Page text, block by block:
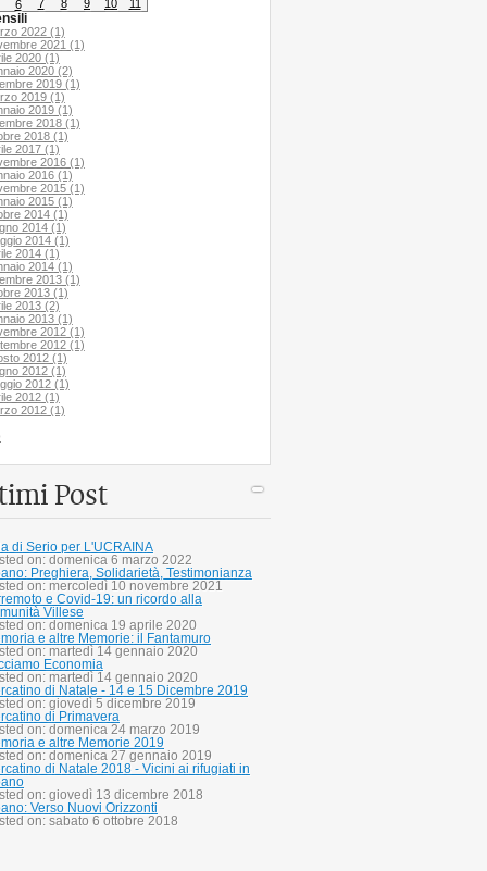
6 7 8 9 10 11
2022 (1)
2021 (1)
2020 (1)
2020 (2)
2019 (1)
2019 (1)
2019 (1)
2018 (1)
2018 (1)
2017 (1)
2016 (1)
2016 (1)
2015 (1)
2015 (1)
2014 (1)
2014 (1)
2014 (1)
2014 (1)
2014 (1)
2013 (1)
2013 (1)
2013 (2)
2013 (1)
2012 (1)
2012 (1)
2012 (1)
2012 (1)
2012 (1)
2012 (1)
2012 (1)
Post
di Serio per L'UCRAINA
on: domenica 6 marzo 2022
Preghiera, Solidarietà, Testimonianza
on: mercoledì 10 novembre 2021
e Covid-19: un ricordo alla
Villese
on: domenica 19 aprile 2020
e altre Memorie: il Fantamuro
on: martedì 14 gennaio 2020
Economia
on: martedì 14 gennaio 2020
di Natale - 14 e 15 Dicembre 2019
on: giovedì 5 dicembre 2019
di Primavera
on: domenica 24 marzo 2019
e altre Memorie 2019
on: domenica 27 gennaio 2019
di Natale 2018 - Vicini ai rifugiati in
on: giovedì 13 dicembre 2018
Verso Nuovi Orizzonti
on: sabato 6 ottobre 2018